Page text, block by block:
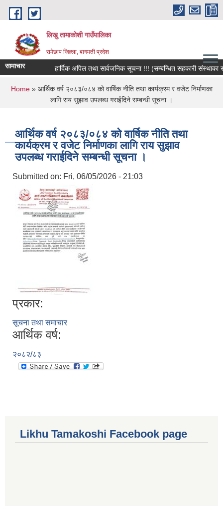
Skip to main content
लिखु तामाकोशी गाउँपालिका
रामेछाप जिल्ला, बागमती प्रदेश
सामाचार हार्दिक अपिल तथा सार्वजनिक सूचना !!! (सम्बन्धित सहकारी संस्थाका
You are here
Home» आर्थिक वर्ष २०८३/०८४ को वार्षिक नीति तथा कार्यक्रम र वजेट निर्माणका
लागि राय सुझाव उपलब्ध गराईदिने सम्बन्धी सूचना ।
आर्थिक वर्ष २०८३/०८४ को वार्षिक नीति तथा
कार्यक्रम र वजेट निर्माणका लागि राय सुझाव
उपलब्ध गराईदिने सम्बन्धी सूचना ।
Submitted on: Fri, 06/05/2026 - 21:03
प्रकार:
सूचना तथा समाचार
आर्थिक वर्ष:
२०८२/८३
Likhu Tamakoshi Facebook page